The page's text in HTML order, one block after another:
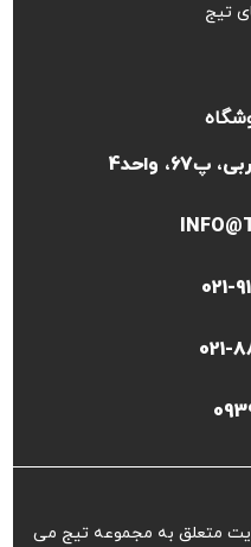
تیج
واحد4
021-
021-
متعلق به مجموعه تیج می